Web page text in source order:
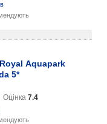
Aquapark
5*
Оцінка 7.4